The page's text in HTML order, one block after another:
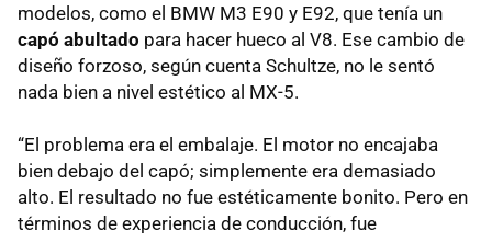
modelos, como el BMW M3 E90 y E92, que tenía un
capó abultado para hacer hueco al V8. Ese cambio de
diseño forzoso, según cuenta Schultze, no le sentó
nada bien a nivel estético al MX-5.
“El problema era el embalaje. El motor no encajaba
bien debajo del capó; simplemente era demasiado
alto. El resultado no fue estéticamente bonito. Pero en
términos de experiencia de conducción, fue